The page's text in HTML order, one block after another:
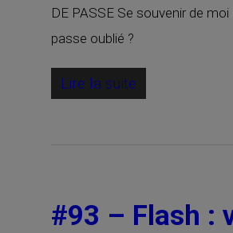
DE PASSE Se souvenir de
passe oublié ?
Lire la suite
#93 – Flash :